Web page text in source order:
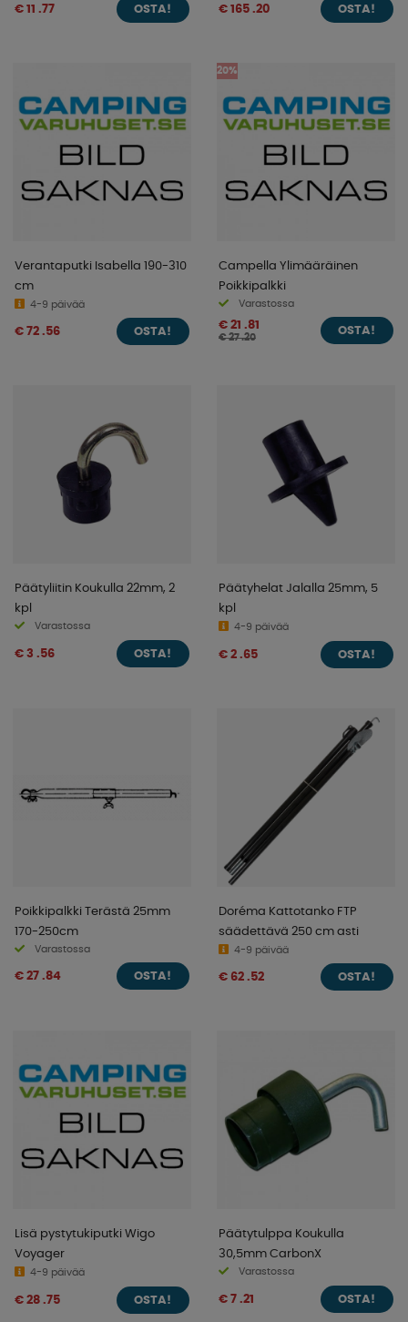
€ 11 .77 OSTA! € 165 .20 OSTA!
Verantaputki Isabella 190-310
cm
4-9 päivää
€ 72 .56 OSTA!
20%
Campella Ylimääräinen
Poikkipalkki
Varastossa
€ 21 .81
€ 27 .20
OSTA!
Päätyliitin Koukulla 22mm, 2
kpl
Varastossa
€ 3 .56 OSTA!
Päätyhelat Jalalla 25mm, 5
kpl
4-9 päivää
€ 2 .65 OSTA!
Poikkipalkki Terästä 25mm
170-250cm
Varastossa
€ 27 .84 OSTA!
Doréma Kattotanko FTP
säädettävä 250 cm asti
4-9 päivää
€ 62 .52 OSTA!
Lisä pystytukiputki Wigo
Voyager
4-9 päivää
€ 28 .75 OSTA!
Päätytulppa Koukulla
30,5mm CarbonX
Varastossa
€ 7 .21 OSTA!